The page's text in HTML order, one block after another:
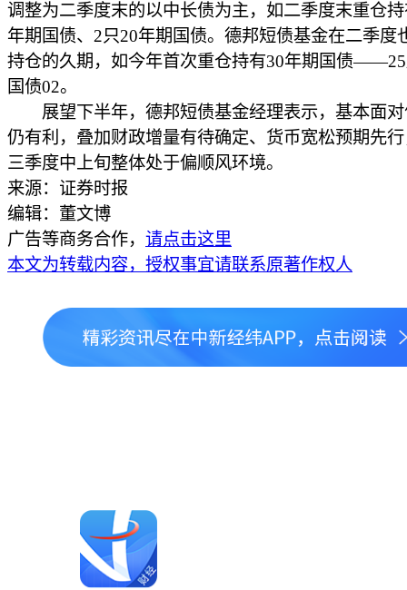
调整为二季度末的以中长债为主，如二季度末重仓
年期国债、2只20年期国债。德邦短债基金在二季度
持仓的久期，如今年首次重仓持有30年期国债
国债02。
展望下半年，德邦短债基金经理表示，基本面对
仍有利，叠加财政增量有待确定、货币宽松预期先
三季度中上旬整体处于偏顺风环境。
来源：证券时报
编辑：董文博
广告等商务合作， 请点击这里
本文为转载内容，授权事宜请联系原著作权人